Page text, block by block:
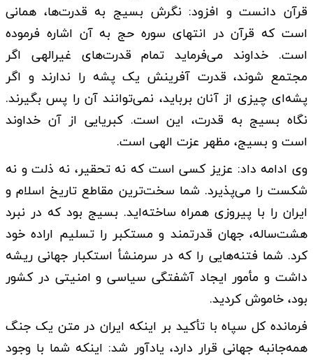
قرآن دانست و افزود: نگرش بسیج به قدرت‌ها، همانی
است که قرآن در انتهای سوره حج به آن اشاره فرموده
است. خداوند می‌فرماید تمام قدرت‌های غیرالهی اگر
مجتمع شوند، قدرت آفرینش یک پشه را ندارند و اگر
پشه‌ای چیزی از آنان برباید، نمی‌توانند آن را پس بگیرند.
نگاه بسیج به قدرت، این است. کبریایی از آن خداوند
است و بسیج، مظهر عزت الهی است.
وی ادامه داد: عزیز کسی است که نه تحقیر، نه ذلت و نه
شکست را می‌پذیرد. شما سخت‌ترین مقاطع تاریخ اسلام و
ایران را با پیروزی همراه ساخته‌اید. بسیج بود که در نبرد
هشت‌ساله، جهان قدرتمند و مستکبر را تسلیم اراده خود
کرد. شما فتنه‌هایی را که در سرمنشأ استکبار جهانی ریشه
داشت و مأمور ایجاد آشفتگی سیاسی و امنیتی در کشور
بود، خاموش کردید.
فرمانده کل سپاه با تأکید بر اینکه ایران در متن یک جنگ
همه‌جانبه جهانی قرار دارد، یادآور شد: اینکه شما با وجود